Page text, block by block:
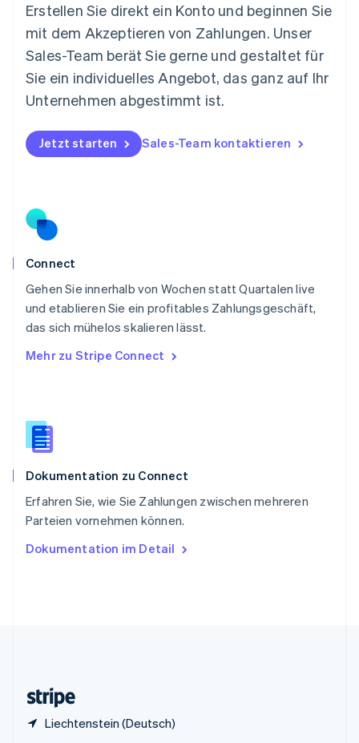
Erstellen Sie direkt ein Konto und beginnen Sie
mit dem Akzeptieren von Zahlungen. Unser
Sales-Team berät Sie gerne und gestaltet für
Sie ein individuelles Angebot, das ganz auf Ihr
Unternehmen abgestimmt ist.
Jetzt starten Sales-Team kontaktieren
Connect
Gehen Sie innerhalb von Wochen statt Quartalen live
und etablieren Sie ein profitables Zahlungsgeschäft,
das sich mühelos skalieren lässt.
Mehr zu Stripe Connect
Dokumentation zu Connect
Erfahren Sie, wie Sie Zahlungen zwischen mehreren
Parteien vornehmen können.
Dokumentation im Detail
Liechtenstein (Deutsch)
English
Niederlande
Nederlands English
Norwegen
English
Österreich
Polen
English
Portugal
Schweden
Svenska
Schweiz
Singapur
English简体中文
Slowakei
Slowenien
English
Spanien
Thailand
Tschechische Republik
English
English